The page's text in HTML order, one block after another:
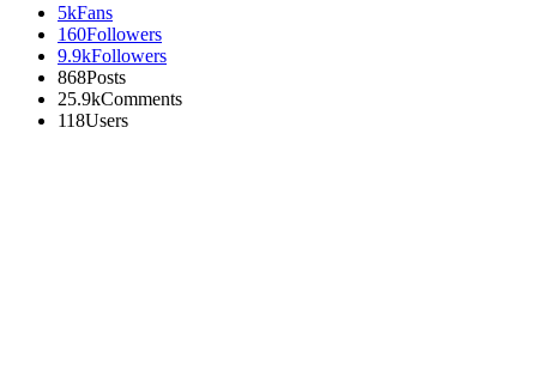
5kFans
160Followers
9.9kFollowers
868Posts
25.9kComments
118Users